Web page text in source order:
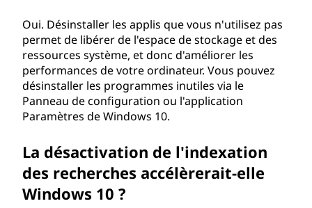
Oui. Désinstaller les applis que vous n'utilisez pas
permet de libérer de l'espace de stockage et des
ressources système, et donc d'améliorer les
performances de votre ordinateur. Vous pouvez
désinstaller les programmes inutiles via le
Panneau de configuration ou l'application
Paramètres de Windows 10.
La désactivation de l'indexation
des recherches accélèrerait-elle
Windows 10 ?